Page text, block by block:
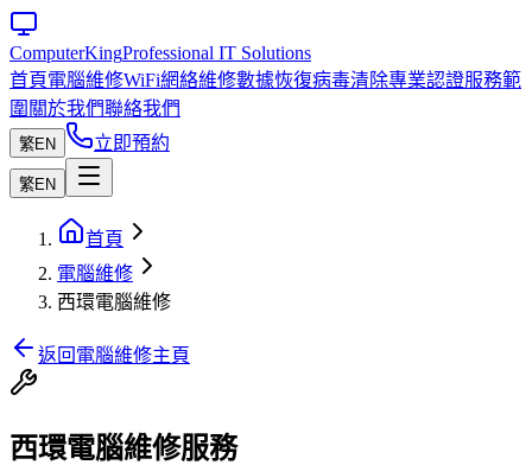
ComputerKingProfessional IT Solutions
首頁電腦維修WiFi網絡維修數據恢復病毒清除專業認證服務範
圍 關於我們聯絡我們
繁EN 立即預約
繁EN
首頁
電腦維修
西環電腦維修
返回電腦維修主頁
西環電腦維修服務